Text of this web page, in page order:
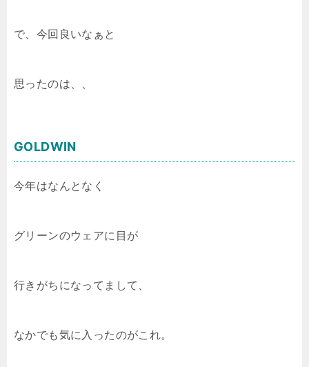
で、今回良いなぁと
思ったのは、、
GOLDWIN
今年はなんとなく
グリーンのウェアに目が
行きがちになってまして、
なかでも気に入ったのがこれ。